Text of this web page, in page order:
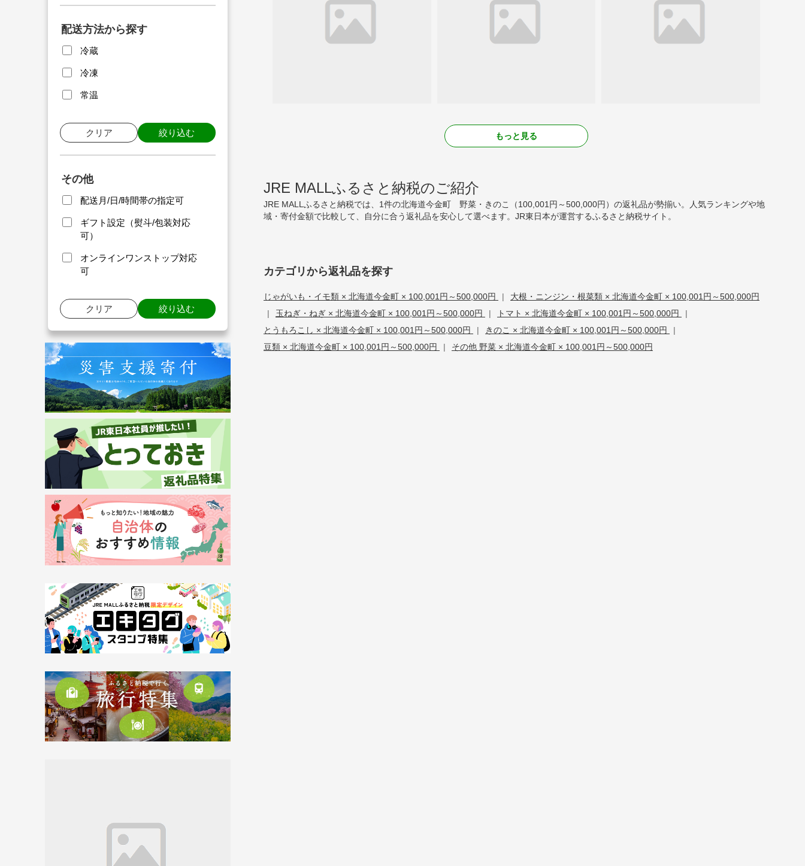
配送方法から探す
冷蔵
冷凍
常温
クリア 絞り込む
その他
配送月/日/時間帯の指定可
ギフト設定（熨斗/包装対応
可）
オンラインワンストップ対応
可
クリア 絞り込む
もっと見る
JRE MALLふるさと納税のご紹介
JRE MALLふるさと納税では、1件の北海道今金町 野菜・きのこ（100,001円～500,000円）の返礼品が勢揃い。人気ランキングや地
域・寄付金額で比較して、自分に合う返礼品を安心して選べます。JR東日本が運営するふるさと納税サイト。
カテゴリから返礼品を探す
じゃがいも・イモ類 × 北海道今金町 × 100,001円～500,000円 |
大根・ニンジン・根菜類 × 北海道今金町 × 100,001円～500,000円
|
玉ねぎ・ねぎ × 北海道今金町 × 100,001円～500,000円 | トマト × 北海道今金町 × 100,001円～500,000円
|
とうもろこし × 北海道今金町 × 100,001円～500,000円
| きのこ × 北海道今金町 × 100,001円～500,000円
|
豆類 × 北海道今金町 × 100,001円～500,000円
| その他 野菜 × 北海道今金町 × 100,001円～500,000円